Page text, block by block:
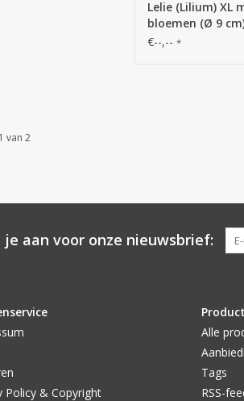
Lelie (Lilium) XL
bloemen (Ø 9
plastic knoppen,
€--,-- *
van 2
je aan voor onze nieuwsbrief:
Policy & Copyright
Alle
Tags
RSS-